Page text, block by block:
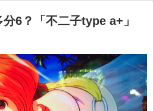
6？「不二子type a+」